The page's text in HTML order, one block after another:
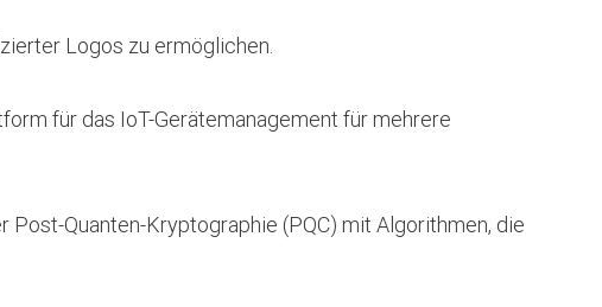
Logos zu ermöglichen.
für das IoT-Gerätemanagement für mehrere
Quanten-Kryptographie (PQC) mit Algorithmen, die